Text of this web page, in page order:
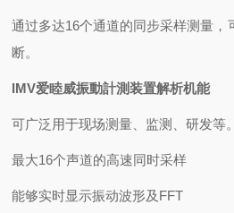
通过多达16个通道的同步采样测量，
断。
IMV爱睦威振動計測装置解析机能
可广泛用于现场测量、监测、研发等。
最大16个声道的高速同时采样
能够实时显示振动波形及FFT